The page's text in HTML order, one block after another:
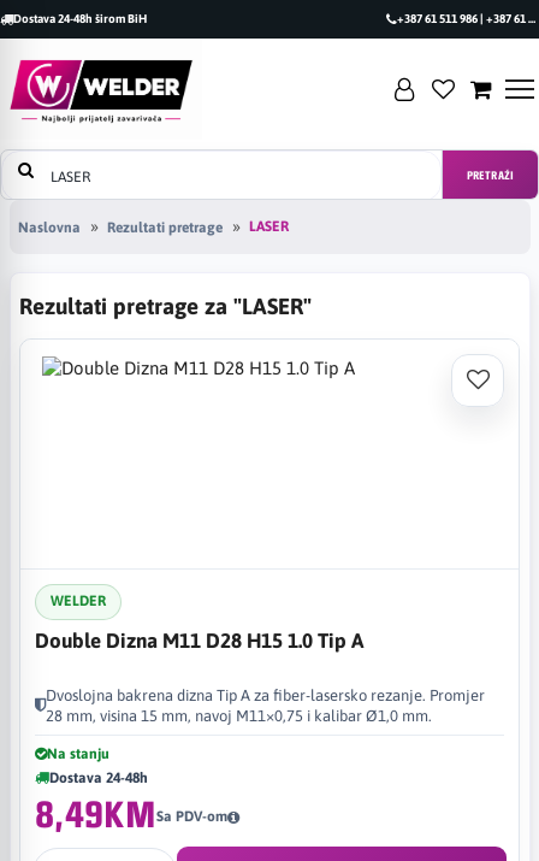
Dostava 24-48h širom BiH +387 61 511 986 | +387 61 493 470
PRETRAŽI
Naslovna Rezultati pretrage LASER
Rezultati pretrage za "LASER"
WELDER
Double Dizna M11 D28 H15 1.0 Tip A
Dvoslojna bakrena dizna Tip A za fiber-lasersko rezanje. Promjer
28 mm, visina 15 mm, navoj M11×0,75 i kalibar Ø1,0 mm.
Na stanju
Dostava 24-48h
8,49KMSa PDV-om